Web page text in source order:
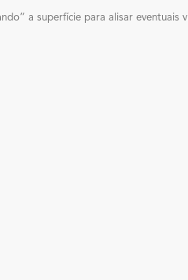
a superfície para alisar eventuais